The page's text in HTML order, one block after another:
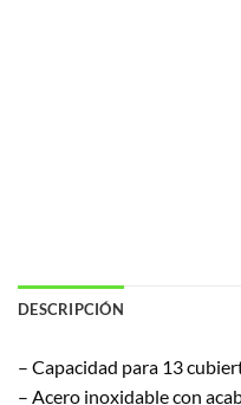
DESCRIPCIÓN
– Capacidad para 13
– Acero inoxidable con